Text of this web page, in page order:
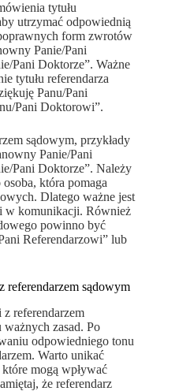
tytułu
utrzymać odpowiednią
form zwrotów
Panie/Pani
Pani Doktorze”. Ważne
tytułu referendarza
Panu/Pani
Pani Doktorowi”.
sądowym, przykłady
Panie/Pani
Pani Doktorze”. Należy
która pomaga
Dlatego ważne jest
w komunikacji. Również
powinno być
Referendarzowi” lub
referendarzem sądowym
referendarzem
zasad. Po
odpowiedniego tonu
Warto unikać
mogą wpływać
że referendarz